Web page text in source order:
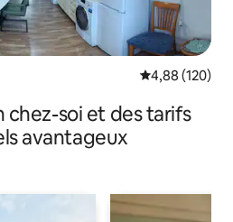
Évaluation
4,88 (120)
chez-soi et des tarifs
avantageux